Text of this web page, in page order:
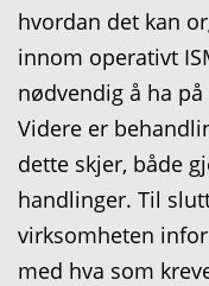
hvordan det kan
innom operativt
nødvendig å ha
Videre er
dette skjer, både
handlinger. Til
virksomheten
med hva som